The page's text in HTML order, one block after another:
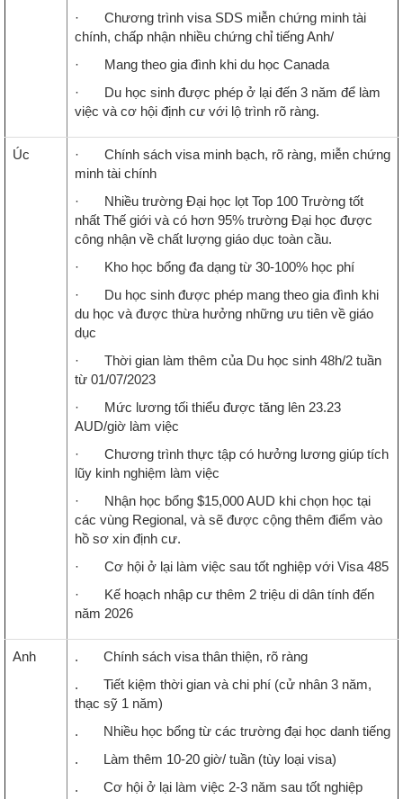
· Chương trình visa SDS miễn chứng minh tài
chính, chấp nhận nhiều chứng chỉ tiếng Anh/
· Mang theo gia đình khi du học Canada
· Du học sinh được phép ở lại đến 3 năm để làm
việc và cơ hội định cư với lộ trình rõ ràng.
Úc
· Chính sách visa minh bạch, rõ ràng, miễn chứng
minh tài chính
· Nhiều trường Đại học lọt Top 100 Trường tốt
nhất Thế giới và có hơn 95% trường Đại học được
công nhận về chất lượng giáo dục toàn cầu.
· Kho học bổng đa dạng từ 30-100% học phí
· Du học sinh được phép mang theo gia đình khi
du học và được thừa hưởng những ưu tiên về giáo
dục
· Thời gian làm thêm của Du học sinh 48h/2 tuần
từ 01/07/2023
· Mức lương tối thiểu được tăng lên 23.23
AUD/giờ làm việc
· Chương trình thực tập có hưởng lương giúp tích
lũy kinh nghiệm làm việc
· Nhận học bổng $15,000 AUD khi chọn học tại
các vùng Regional, và sẽ được cộng thêm điểm vào
hồ sơ xin định cư.
· Cơ hội ở lại làm việc sau tốt nghiệp với Visa 485
· Kế hoạch nhập cư thêm 2 triệu di dân tính đến
năm 2026
Anh
. Chính sách visa thân thiện, rõ ràng
. Tiết kiệm thời gian và chi phí (cử nhân 3 năm,
thạc sỹ 1 năm)
. Nhiều học bổng từ các trường đại học danh tiếng
. Làm thêm 10-20 giờ/ tuần (tùy loại visa)
. Cơ hội ở lại làm việc 2-3 năm sau tốt nghiệp